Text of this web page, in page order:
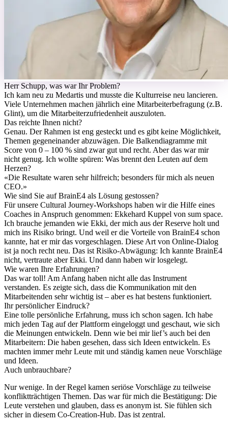
Herr Schupp, was war Ihr Problem?
Ich kam neu zu Medartis und musste die Kulturreise neu lancieren.
Viele Unternehmen machen jährlich eine Mitarbeiterbefragung (z.B.
Glint), um die Mitarbeiterzufriedenheit auszuloten.
Das reichte Ihnen nicht?
Genau. Der Rahmen ist eng gesteckt und es gibt keine Möglichkeit,
Themen gegeneinander abzuwägen. Die Balkendiagramme mit
Score von 0 – 100 % sind zwar gut und recht. Aber das war mir
nicht genug. Ich wollte spüren: Was brennt den Leuten auf dem
Herzen?
«Die Resultate waren sehr hilfreich; besonders für mich als neuen
CEO.»
Wie sind Sie auf BrainE4 als Lösung gestossen?
Für unsere Cultural Journey-Workshops haben wir die Hilfe eines
Coaches in Anspruch genommen: Ekkehard Kuppel von sum space.
Ich brauche jemanden wie Ekki, der mich aus der Reserve holt und
mich ins Risiko bringt. Und weil er die Vorteile von BrainE4 schon
kannte, hat er mir das vorgeschlagen. Diese Art von Online-Dialog
ist ja noch recht neu. Das ist Risiko-Abwägung: Ich kannte BrainE4
nicht, vertraute aber Ekki. Und dann haben wir losgelegt.
Wie waren Ihre Erfahrungen?
Das war toll! Am Anfang haben nicht alle das Instrument
verstanden. Es zeigte sich, dass die Kommunikation mit den
Mitarbeitenden sehr wichtig ist – aber es hat bestens funktioniert.
Ihr persönlicher Eindruck?
Eine tolle persönliche Erfahrung, muss ich schon sagen. Ich habe
mich jeden Tag auf der Plattform eingeloggt und geschaut, wie sich
die Meinungen entwickeln. Denn wie bei mir lief’s auch bei den
Mitarbeitern: Die haben gesehen, dass sich Ideen entwickeln. Es
machten immer mehr Leute mit und ständig kamen neue Vorschläge
und Ideen.
Auch unbrauchbare?
Nur wenige. In der Regel kamen seriöse Vorschläge zu teilweise
konfliktträchtigen Themen. Das war für mich die Bestätigung: Die
Leute verstehen und glauben, dass es anonym ist. Sie fühlen sich
sicher in diesem Co-Creation-Hub. Das ist zentral.